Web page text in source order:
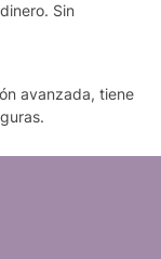
Sin
avanzada, tiene